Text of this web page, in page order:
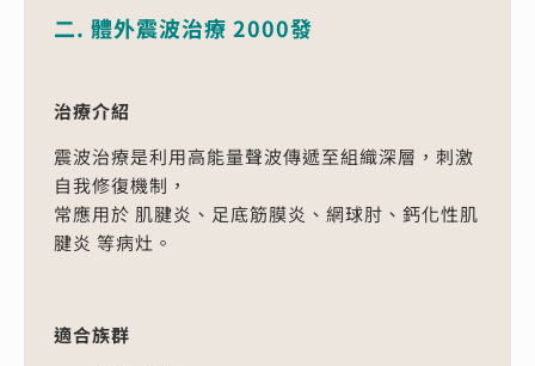
二. 體外震波治療 2000發
治療介紹
震波治療是利用高能量聲波傳遞至組織深層，刺激
自我修復機制，
常應用於 肌腱炎、足底筋膜炎、網球肘、鈣化性肌
腱炎 等病灶。
適合族群